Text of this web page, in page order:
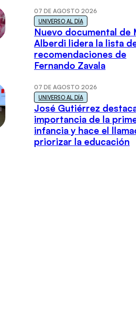
07 DE AGOSTO 2026
UNIVERSO AL DÍA
Nuevo documental de
Alberdi lidera la lista
recomendaciones de
Fernando Zavala
07 DE AGOSTO 2026
UNIVERSO AL DÍA
José Gutiérrez
importancia de la
infancia y hace el
priorizar la educación